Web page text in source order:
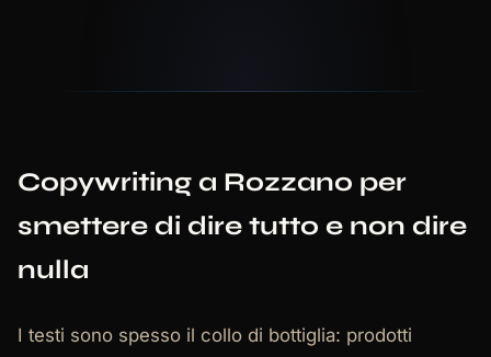
Copywriting a Rozzano per
smettere di dire tutto e non dire
nulla
I testi sono spesso il collo di bottiglia: prodotti